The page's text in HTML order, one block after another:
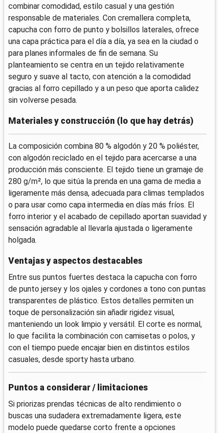
combinar comodidad, estilo casual y una gestión
responsable de materiales. Con cremallera completa,
capucha con forro de punto y bolsillos laterales, ofrece
una capa práctica para el día a día, ya sea en la ciudad o
para planes informales de fin de semana. Su
planteamiento se centra en un tejido relativamente
seguro y suave al tacto, con atención a la comodidad
gracias al forro cepillado y a un peso que aporta calidez
sin volverse pesada.
Materiales y construcción (lo que hay detrás)
La composición combina 80 % algodón y 20 % poliéster,
con algodón reciclado en el tejido para acercarse a una
producción más consciente. El tejido tiene un gramaje de
280 g/m², lo que sitúa la prenda en una gama de media a
ligeramente más densa, adecuada para climas templados
o para usar como capa intermedia en días más fríos. El
forro interior y el acabado de cepillado aportan suavidad y
sensación agradable al llevarla ajustada o ligeramente
holgada.
Ventajas y aspectos destacables
Entre sus puntos fuertes destaca la capucha con forro
de punto jersey y los ojales y cordones a tono con puntas
transparentes de plástico. Estos detalles permiten un
toque de personalización sin añadir rigidez visual,
manteniendo un look limpio y versátil. El corte es normal,
lo que facilita la combinación con camisetas o polos, y
con el tiempo puede encajar bien en distintos estilos
casuales, desde sporty hasta urbano.
Puntos a considerar / limitaciones
Si priorizas prendas técnicas de alto rendimiento o
buscas una sudadera extremadamente ligera, este
modelo puede quedarse corto frente a opciones